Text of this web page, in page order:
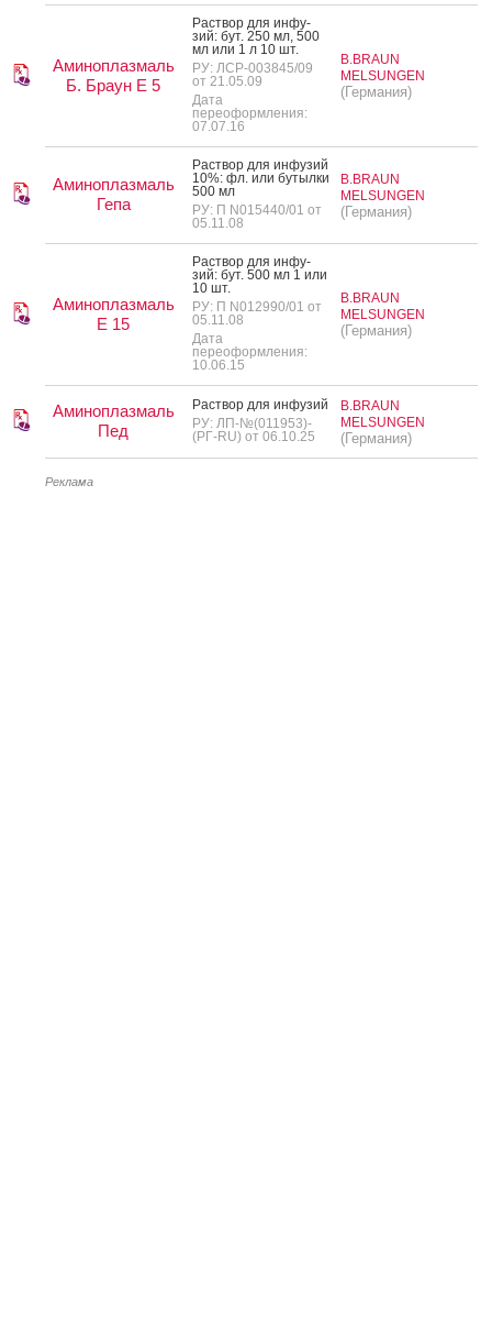
Аминоплазмаль
Б. Браун Е 5
Рас­твор для ин­фу­
зий: бут. 250 мл, 500
мл или 1 л 10 шт.
РУ: ЛСР-003845/09
от 21.05.09
Дата
переоформления:
07.07.16
B.BRAUN
MELSUNGEN
(Германия)
Аминоплазмаль
Гепа
Рас­твор для ин­фу­зий
10%: фл. или бу­тыл­ки
500 мл
РУ: П N015440/01 от
05.11.08
B.BRAUN
MELSUNGEN
(Германия)
Аминоплазмаль
Е 15
Рас­твор для ин­фу­
зий: бут. 500 мл 1 или
10 шт.
РУ: П N012990/01 от
05.11.08
Дата
переоформления:
10.06.15
B.BRAUN
MELSUNGEN
(Германия)
Аминоплазмаль
Пед
Рас­твор для ин­фу­зий
РУ: ЛП-№(011953)-
(РГ-RU) от 06.10.25
B.BRAUN
MELSUNGEN
(Германия)
Реклама